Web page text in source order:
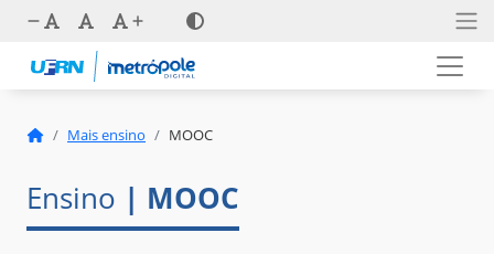
Mais ensino MOOC
Ensino | MOOC